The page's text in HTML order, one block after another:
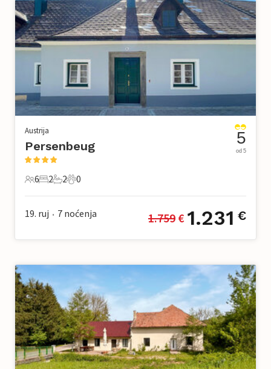
Austrija
Persenbeug
6 Gosti
6
2 Spavaće sobe
2
2 Kupaonice
2
0 Kućni ljubimac
0
5
od 5
19. ruj • 7 noćenja 1.759 € 1.231 €